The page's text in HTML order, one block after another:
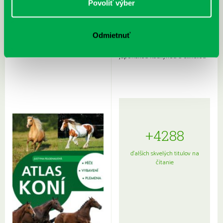
Povoliť výber
Odmietnuť
Rudź, Przemyslaw: Atlas hviezd:
Hardy, Paula: Japonsko na tanieri:
japonskou kuchyňou a etiketou
+4288
ďalších skvelých titulov na
čítanie